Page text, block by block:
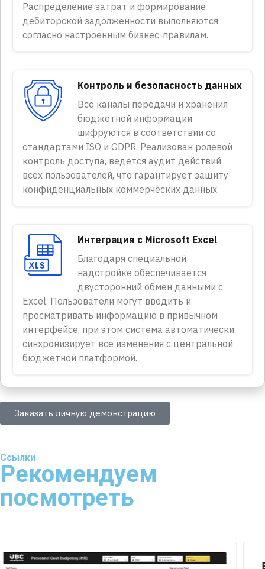
Распределение затрат и формирование
дебиторской задолженности выполняются
согласно настроенным бизнес-правилам.
Контроль и безопасность данных
Все каналы передачи и хранения
бюджетной информации
шифруются в соответствии со
стандартами ISO и GDPR. Реализован ролевой
контроль доступа, ведется аудит действий
всех пользователей, что гарантирует защиту
конфиденциальных коммерческих данных.
Интеграция с Microsoft Excel
Благодаря специальной
надстройке обеспечивается
двусторонний обмен данными с
Excel. Пользователи могут вводить и
просматривать информацию в привычном
интерфейсе, при этом система автоматически
синхронизирует все изменения с центральной
бюджетной платформой.
Заказать личную демонстрацию
Ссылки
Рекомендуем
посмотреть